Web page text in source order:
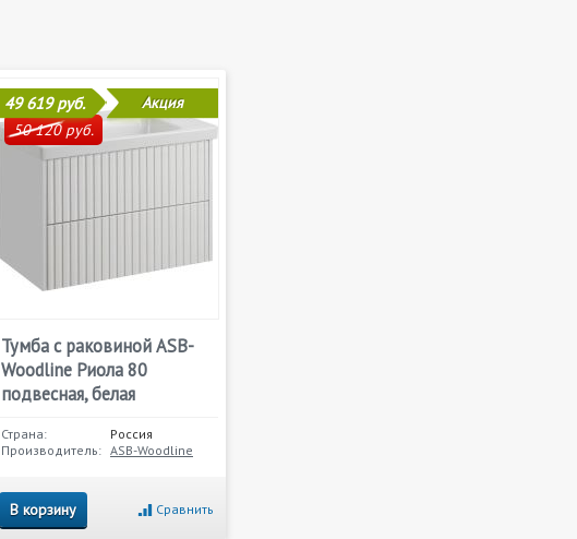
49 619 руб.
50 120 руб.
Акция
Тумба с раковиной ASB-
Woodline Риола 80
подвесная, белая
Страна:
Россия
Производитель: ASB-Woodline
В корзину Сравнить